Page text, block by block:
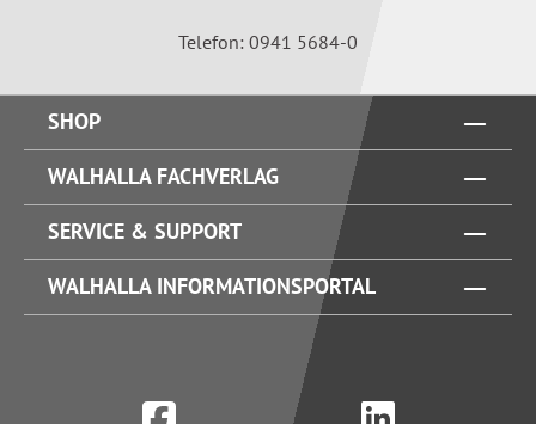
Telefon: 0941 5684-0
SHOP
WALHALLA FACHVERLAG
SERVICE & SUPPORT
WALHALLA INFORMATIONSPORTAL